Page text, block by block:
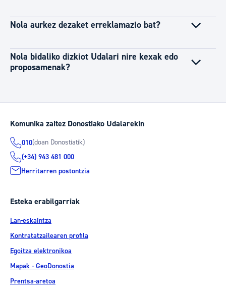
Nola aurkez dezaket erreklamazio bat?
Nola bidaliko dizkiot Udalari nire kexak edo
proposamenak?
Komunika zaitez Donostiako Udalarekin
010(doan Donostiatik)
(+34) 943 481 000
Herritarren postontzia
Esteka erabilgarriak
Lan-eskaintza
Kontratatzailearen profila
Egoitza elektronikoa
Mapak - GeoDonostia
Prentsa-aretoa